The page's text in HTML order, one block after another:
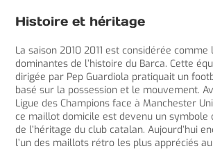
Histoire et héritage
La saison 2010 2011 est considérée comme
dominantes de l’histoire du Barca. Cette
dirigée par Pep Guardiola pratiquait un
basé sur la possession et le mouvement.
Ligue des Champions face à Manchester
ce maillot domicile est devenu un
de l’héritage du club catalan. Aujourd’hui
l’un des maillots rétro les plus appréciés